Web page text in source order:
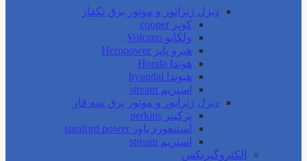
دیزل ژنراتور و موتور برق تکفاز
کوپر cooper
ولکانو Volcano
هیرو پاپر Heropower
هوندا Honda
هیوندا hyundai
استریم stream
دیزل ژنراتور و موتور برق سه فاز
پرکینز perkins
استنفورد پاور stanford power
استریم stream
الکتروگیربکس